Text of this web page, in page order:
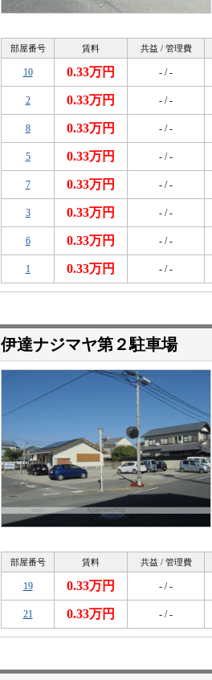
部屋番号 賃料 共益 / 管理費
10 0.33万円 - / -
2 0.33万円 - / -
8 0.33万円 - / -
5 0.33万円 - / -
7 0.33万円 - / -
3 0.33万円 - / -
6 0.33万円 - / -
1 0.33万円 - / -
伊達ナジマヤ第２駐車場
部屋番号 賃料 共益 / 管理費
19 0.33万円 - / -
21 0.33万円 - / -